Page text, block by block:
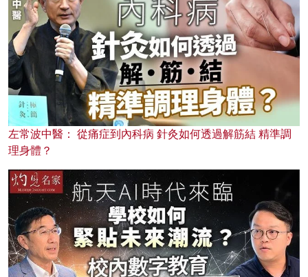
左常波中醫： 從痛症到內科病 針灸如何透過解筋結 精準調
理身體？